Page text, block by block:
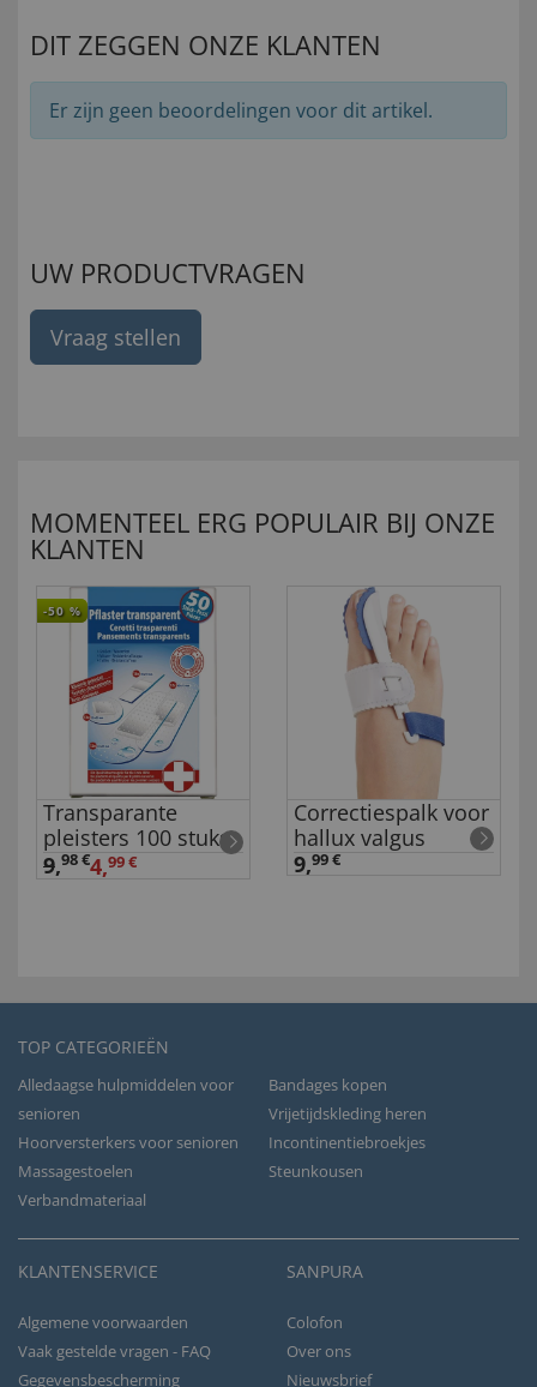
DIT ZEGGEN ONZE KLANTEN
Er zijn geen beoordelingen voor dit artikel.
UW PRODUCTVRAGEN
Vraag stellen
MOMENTEEL ERG POPULAIR BIJ ONZE
KLANTEN
-50 %
Transparante
pleisters 100 stuks
9,98 €4,99 €
Correctiespalk voor
hallux valgus
9,99 €
TOP CATEGORIEËN
Alledaagse hulpmiddelen voor
senioren
Bandages kopen
Vrijetijdskleding heren
Hoorversterkers voor senioren
Incontinentiebroekjes
Massagestoelen
Steunkousen
Verbandmateriaal
KLANTENSERVICE
Algemene voorwaarden
Vaak gestelde vragen - FAQ
Gegevensbescherming
SANPURA
Colofon
Over ons
Nieuwsbrief